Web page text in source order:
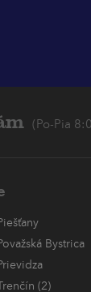
(Po-Pia
Bystrica
(2)